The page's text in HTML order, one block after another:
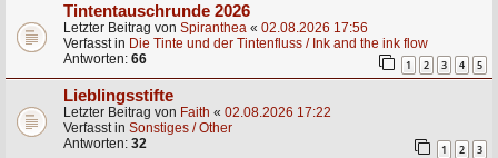
Tintentauschrunde 2026
Letzter Beitrag von Spiranthea « 02.08.2026 17:56
Verfasst in Die Tinte und der Tintenfluss / Ink and the ink flow
Antworten: 66 1 2 3 4 5
Lieblingsstifte
Letzter Beitrag von Faith « 02.08.2026 17:22
Verfasst in Sonstiges / Other
Antworten: 32 1 2 3